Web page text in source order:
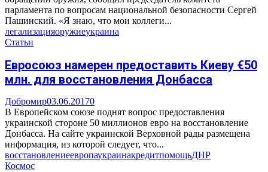
парламента по вопросам национальной безопасности Сергей
Пашинский. «Я знаю, что мои коллеги...
легализацияоружиеукраина
Статьи
Евросоюз намерен предоставить Киеву €50
млн. для восстановления Донбасса
Добромир03.06.20170
В Европейском союзе поднят вопрос предоставления
украинской стороне 50 миллионов евро на восстановление
Донбасса. На сайте украинской Верховной рады размещена
информация, из которой следует, что...
восстановлениеевропаукраинакредитпомощьДНР
Космос